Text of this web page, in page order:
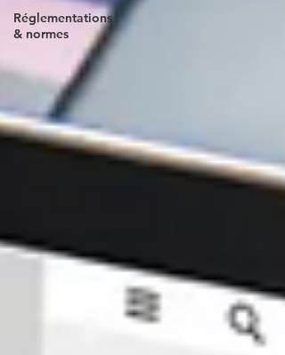
Réglementations
& normes